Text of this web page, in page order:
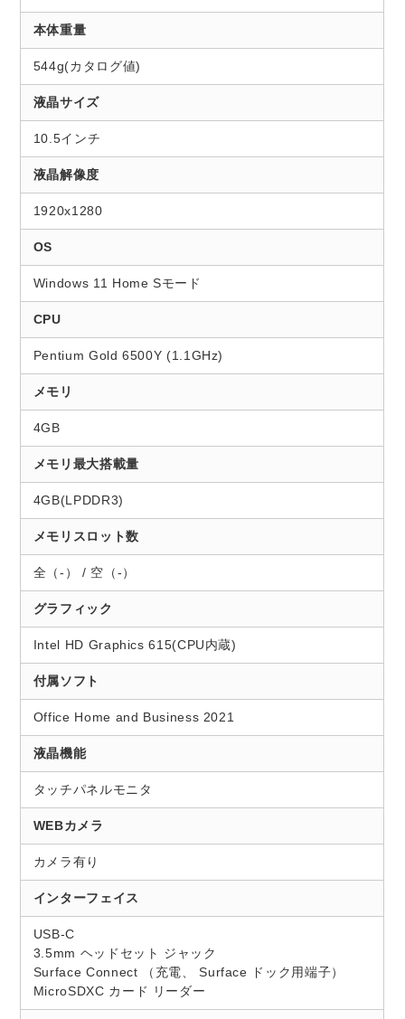
本体重量
544g(カタログ値)
液晶サイズ
10.5インチ
液晶解像度
1920x1280
OS
Windows 11 Home Sモード
CPU
Pentium Gold 6500Y (1.1GHz)
メモリ
4GB
メモリ最大搭載量
4GB(LPDDR3)
メモリスロット数
全（-） / 空（-）
グラフィック
Intel HD Graphics 615(CPU内蔵)
付属ソフト
Office Home and Business 2021
液晶機能
タッチパネルモニタ
WEBカメラ
カメラ有り
インターフェイス
USB-C
3.5mm ヘッドセット ジャック
Surface Connect （充電、 Surface ドック用端子）
MicroSDXC カード リーダー